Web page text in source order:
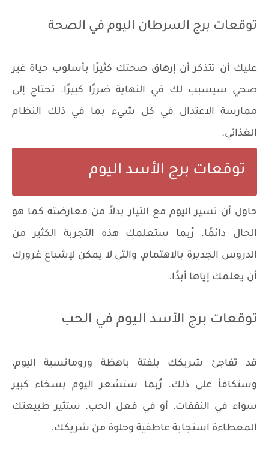
توقعات برج السرطان اليوم في الصحة
عليك أن تتذكر أن إرهاق صحتك كثيرًا بأسلوب حياة غير
صحي سيسبب لك في النهاية ضررًا كبيرًا. تحتاج إلى
ممارسة الاعتدال في كل شيء بما في ذلك النظام
الغذائي.
توقعات برج الأسد اليوم
حاول أن تسير اليوم مع التيار بدلاً من معارضته كما هو
الحال دائمًا. رُبما ستعلمك هذه التجربة الكثير من
الدروس الجديرة بالاهتمام، والتي لا يمكن لإشباع غرورك
أن يعلمك إياها أبدًا.
توقعات برج الأسد اليوم في الحب
قد تفاجئ شريكك بلفتة باهظة ورومانسية اليوم،
وستكافأ على ذلك. رُبما ستشعر اليوم بسخاء كبير
سواء في النفقات، أو في فعل الحب. ستثير طبيعتك
المعطاءة استجابة عاطفية وحلوة من شريكك.